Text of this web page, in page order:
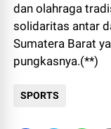
dan olahraga
solidaritas antar
Sumatera Barat
pungkasnya.(**)
SPORTS